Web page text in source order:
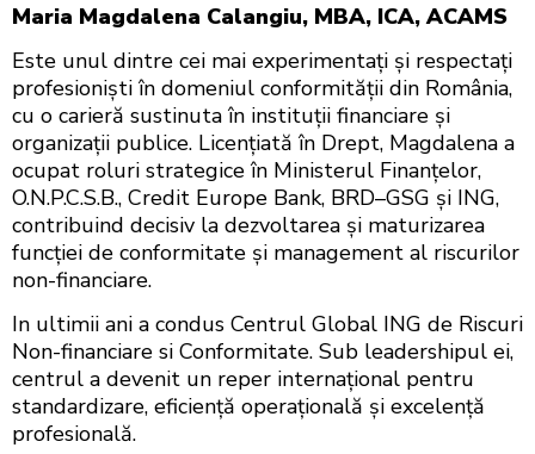
Maria Magdalena Calangiu, MBA, ICA, ACAMS
Este unul dintre cei mai experimentați și respectați
profesioniști în domeniul conformității din România,
cu o carieră sustinuta în instituții financiare și
organizații publice. Licențiată în Drept, Magdalena a
ocupat roluri strategice în Ministerul Finanțelor,
O.N.P.C.S.B., Credit Europe Bank, BRD–GSG și ING,
contribuind decisiv la dezvoltarea și maturizarea
funcției de conformitate și management al riscurilor
non-financiare.
In ultimii ani a condus Centrul Global ING de Riscuri
Non-financiare si Conformitate. Sub leadershipul ei,
centrul a devenit un reper internațional pentru
standardizare, eficiență operațională și excelență
profesională.